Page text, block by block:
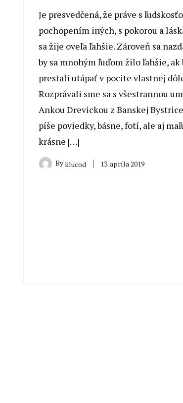
Je presvedčená, že práve s
pochopením iných, s pokorou a
sa žije oveľa ľahšie. Zároveň sa
by sa mnohým ľuďom žilo ľahšie, ak
prestali utápať v pocite vlastnej
Rozprávali sme sa s všestrannou
Ankou Drevickou z Banskej
píše poviedky, básne, fotí, ale aj
krásne […]
Byklucod 13. apríla 2019